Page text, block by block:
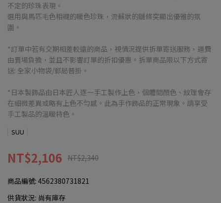
不定的珍珠表現。
選用與馬匹毛色相襯的暖色珍珠，流蘇狀的鏈條突顯出優雅的氛
圍。
*訂單中若有交期相差較遠的商品，視情況提供拆單寄送服務，運費
由賣場負擔，並且不影響訂單的折扣優惠。拆單商品限以下方式寄
送: 全家小物袋/郵局普掛。
*日本製飾品由日本匠人逐一手工製作上色，個體間顏色、紋理會存
在細微差異或略有上色不勻感。此為手作飾品的正常現象。請享受
手工製品的溫暖特色。
SUU
NT$2,106 NT$2,340
商品編號: 4562380731821
供貨狀況: 尚有庫存